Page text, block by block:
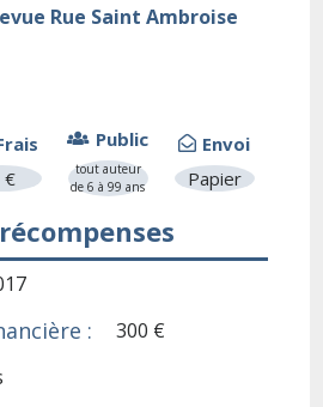
Rue Saint Ambroise
€
Public
tout auteur
de 6 à 99 ans
Envoi
Papier
: 300 €